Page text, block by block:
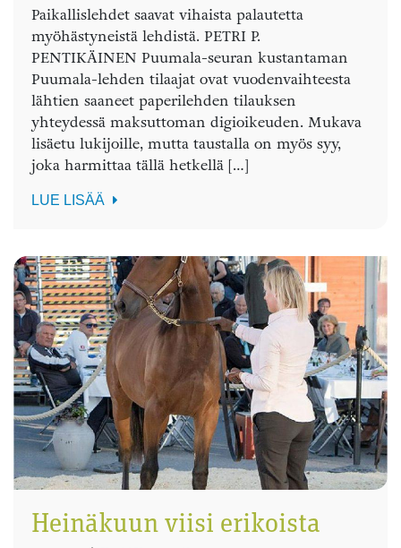
Paikallislehdet saavat vihaista palautetta
myöhästyneistä lehdistä. PETRI P.
PENTIKÄINEN Puumala-seuran kustantaman
Puumala-lehden tilaajat ovat vuodenvaihteesta
lähtien saaneet paperilehden tilauksen
yhteydessä maksuttoman digioikeuden. Mukava
lisäetu lukijoille, mutta taustalla on myös syy,
joka harmittaa tällä hetkellä […]
LUE LISÄÄ
Heinäkuun viisi erikoista